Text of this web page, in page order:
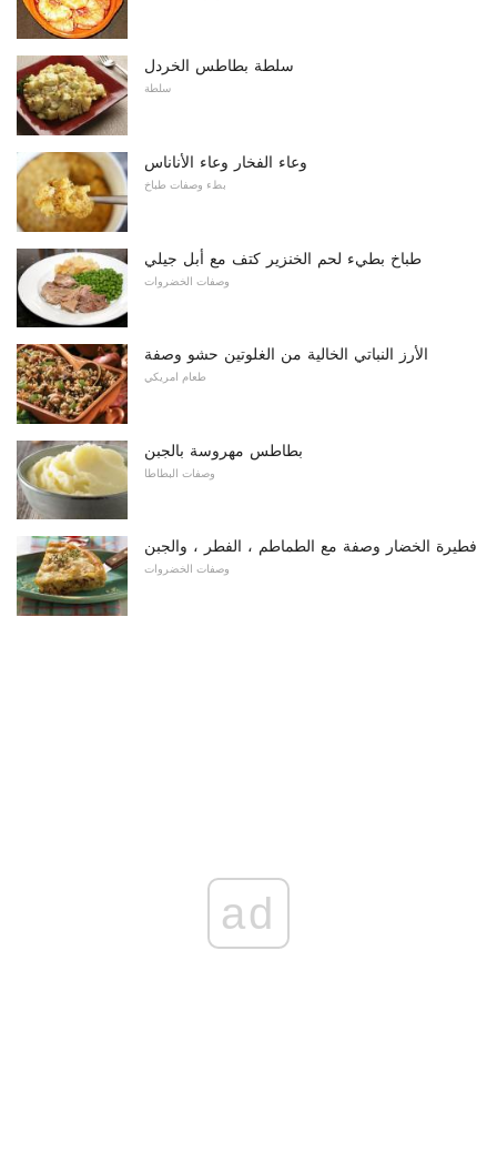
سلطة بطاطس الخردل
سلطة
وعاء الفخار وعاء الأناناس
بطء وصفات طباخ
طباخ بطيء لحم الخنزير كتف مع أبل جيلي
وصفات الخضروات
الأرز النباتي الخالية من الغلوتين حشو وصفة
طعام امريكي
بطاطس مهروسة بالجبن
وصفات البطاطا
فطيرة الخضار وصفة مع الطماطم ، الفطر ، والجبن
وصفات الخضروات
ad